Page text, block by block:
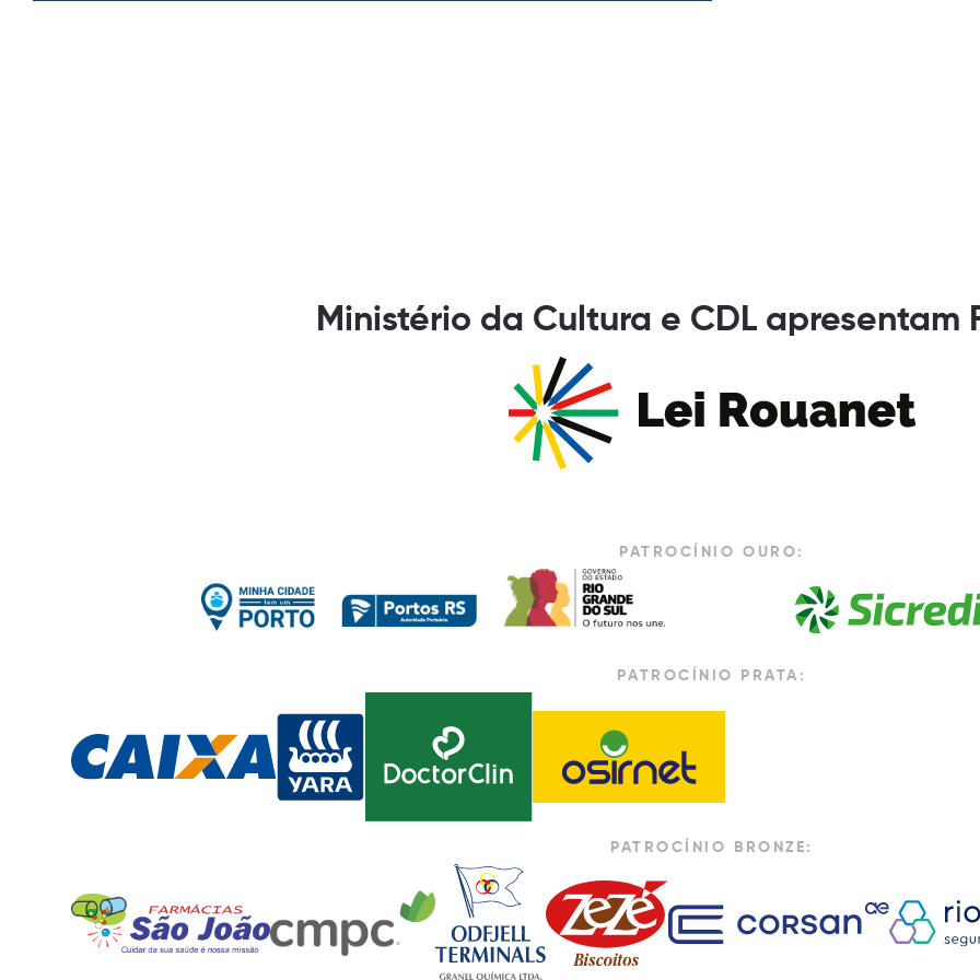
Ministério da Cultura e CDL apresentam
PATROCÍNIO OURO:
PATROCÍNIO PRATA:
PATROCÍNIO BRONZE: